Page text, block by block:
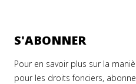
S'ABONNER
Pour en savoir plus sur la
pour les droits fonciers,